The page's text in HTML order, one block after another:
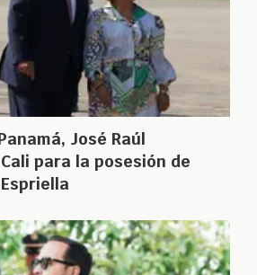
José Raúl
para la posesión de